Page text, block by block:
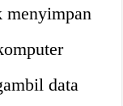
menyimpan
data